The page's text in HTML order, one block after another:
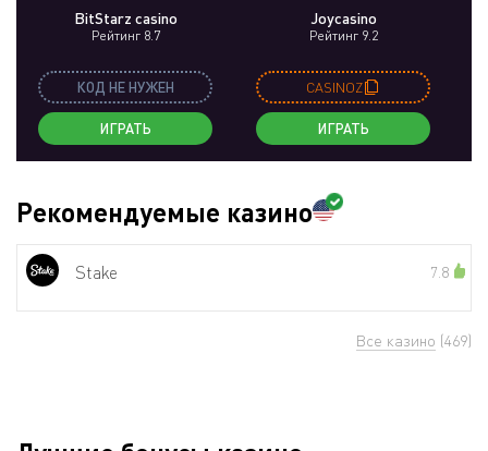
BitStarz casino
Рейтинг 8.7
КОД НЕ НУЖЕН
ИГРАТЬ
Joycasino
Рейтинг 9.2
CASINOZ
ИГРАТЬ
Рекомендуемые казино
Stake 7.8
Все казино (469)